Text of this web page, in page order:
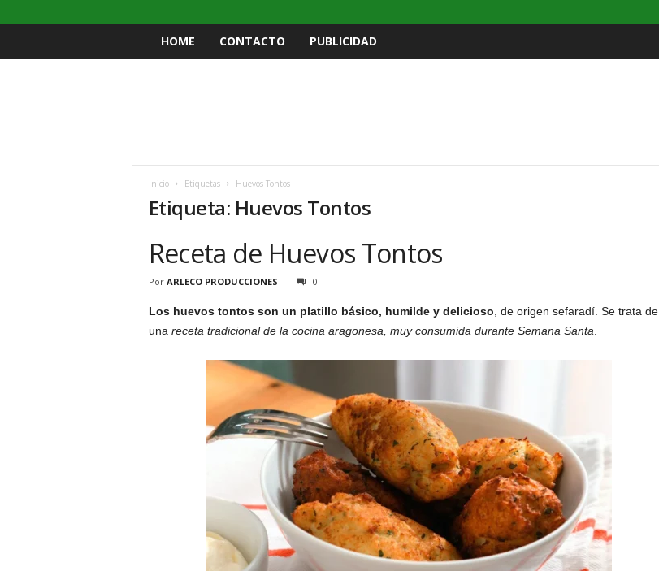
HOME CONTACTO PUBLICIDAD
Inicio Etiquetas Huevos Tontos
Etiqueta: Huevos Tontos
Receta de Huevos Tontos
Por ARLECO PRODUCCIONES 0
Los huevos tontos son un platillo básico, humilde y delicioso , de origen sefaradí. Se trata de
una receta tradicional de la cocina aragonesa, muy consumida durante Semana Santa